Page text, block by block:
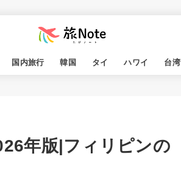
国内旅行 韓国 タイ ハワイ 台湾
年版|フィリピンの